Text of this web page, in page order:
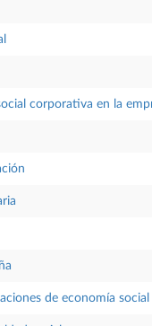
corporativa en la
de economía social